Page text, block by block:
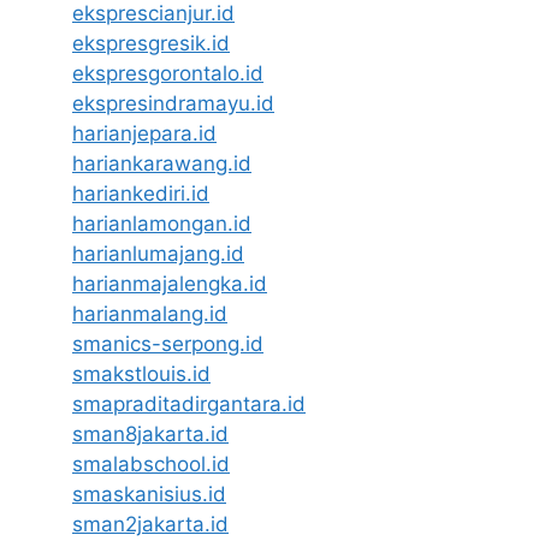
eksprescianjur.id
ekspresgresik.id
ekspresgorontalo.id
ekspresindramayu.id
harianjepara.id
hariankarawang.id
hariankediri.id
harianlamongan.id
harianlumajang.id
harianmajalengka.id
harianmalang.id
smanics-serpong.id
smakstlouis.id
smapraditadirgantara.id
sman8jakarta.id
smalabschool.id
smaskanisius.id
sman2jakarta.id